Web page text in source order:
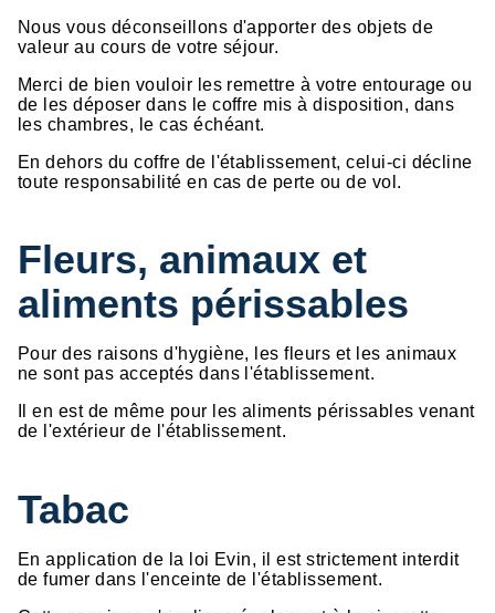
Nous vous déconseillons d'apporter des objets de
valeur au cours de votre séjour.
Merci de bien vouloir les remettre à votre entourage ou
de les déposer dans le coffre mis à disposition, dans
les chambres, le cas échéant.
En dehors du coffre de l'établissement, celui-ci décline
toute responsabilité en cas de perte ou de vol.
Fleurs, animaux et
aliments périssables
Pour des raisons d'hygiène, les fleurs et les animaux
ne sont pas acceptés dans l'établissement.
Il en est de même pour les aliments périssables venant
de l'extérieur de l'établissement.
Tabac
En application de la loi Evin, il est strictement interdit
de fumer dans l'enceinte de l'établissement.